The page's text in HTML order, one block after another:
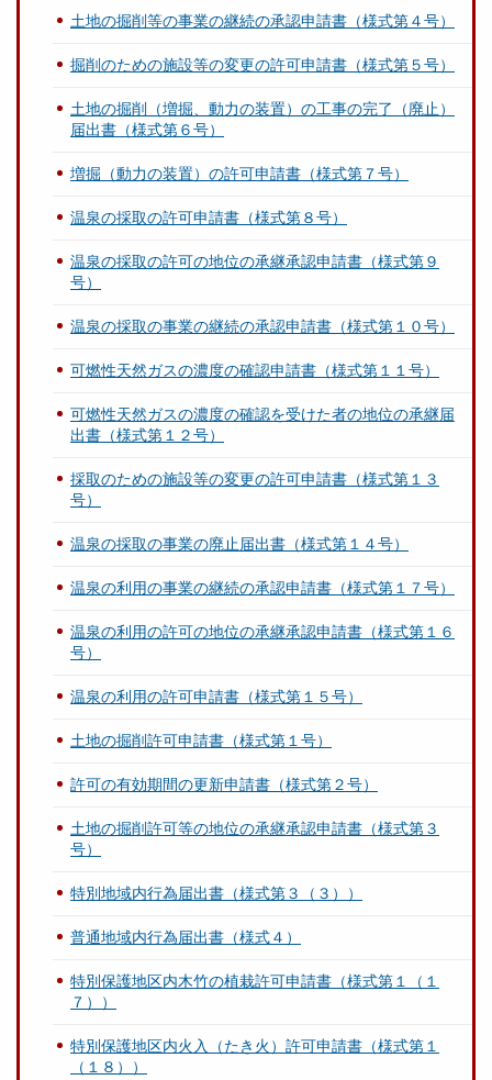
土地の掘削等の事業の継続の承認申請書（様式第４号）
掘削のための施設等の変更の許可申請書（様式第５号）
土地の掘削（増掘、動力の装置）の工事の完了（廃止）
届出書（様式第６号）
増掘（動力の装置）の許可申請書（様式第７号）
温泉の採取の許可申請書（様式第８号）
温泉の採取の許可の地位の承継承認申請書（様式第９
号）
温泉の採取の事業の継続の承認申請書（様式第１０号）
可燃性天然ガスの濃度の確認申請書（様式第１１号）
可燃性天然ガスの濃度の確認を受けた者の地位の承継届
出書（様式第１２号）
採取のための施設等の変更の許可申請書（様式第１３
号）
温泉の採取の事業の廃止届出書（様式第１４号）
温泉の利用の事業の継続の承認申請書（様式第１７号）
温泉の利用の許可の地位の承継承認申請書（様式第１６
号）
温泉の利用の許可申請書（様式第１５号）
土地の掘削許可申請書（様式第１号）
許可の有効期間の更新申請書（様式第２号）
土地の掘削許可等の地位の承継承認申請書（様式第３
号）
特別地域内行為届出書（様式第３（３））
普通地域内行為届出書（様式４）
特別保護地区内木竹の植栽許可申請書（様式第１（１
７））
特別保護地区内火入（たき火）許可申請書（様式第１
（１８））